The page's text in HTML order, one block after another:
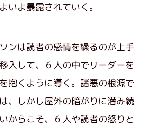
いよ暴露されていく。
ンは読者の感情を繰るのが上手
入して、６人の中でリーダーを
抱くように導く。諸悪の根源で
、しかし屋外の暗がりに潜み続
からこそ、６人や読者の怒りと